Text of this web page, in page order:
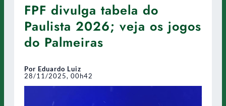
FPF divulga tabela do
Paulista 2026; veja os jogos
do Palmeiras
Por Eduardo Luiz
28/11/2025, 00h42